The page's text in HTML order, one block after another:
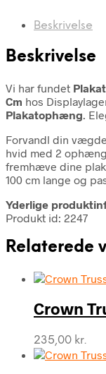
Beskrivelse
Beskrivelse
Vi har fundet
Cm hos
Plakatophæng.
Forvandl din
hvid med 2
fremhæve dine
100 cm lange og
Yderlige
Produkt id: 2247
Relaterede
Crown
235,00 kr.